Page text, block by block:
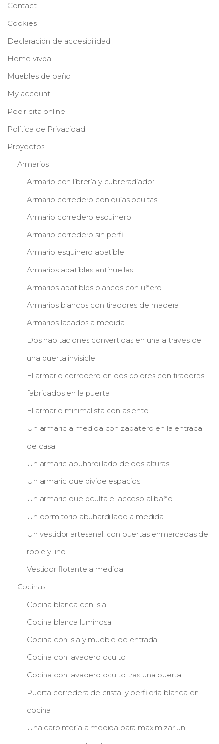
Contact
Cookies
Declaración de accesibilidad
Home vivoa
Muebles de baño
My account
Pedir cita online
Política de Privacidad
Proyectos
Armarios
Armario con librería y cubreradiador
Armario corredero con guías ocultas
Armario corredero esquinero
Armario corredero sin perfil
Armario esquinero abatible
Armarios abatibles antihuellas
Armarios abatibles blancos con uñero
Armarios blancos con tiradores de madera
Armarios lacados a medida
Dos habitaciones convertidas en una a través de
una puerta invisible
El armario corredero en dos colores con tiradores
fabricados en la puerta
El armario minimalista con asiento
Un armario a medida con zapatero en la entrada
de casa
Un armario abuhardillado de dos alturas
Un armario que divide espacios
Un armario que oculta el acceso al baño
Un dormitorio abuhardillado a medida
Un vestidor artesanal: con puertas enmarcadas de
roble y lino
Vestidor flotante a medida
Cocinas
Cocina blanca con isla
Cocina blanca luminosa
Cocina con isla y mueble de entrada
Cocina con lavadero oculto
Cocina con lavadero oculto tras una puerta
Puerta corredera de cristal y perfilería blanca en
cocina
Una carpintería a medida para maximizar un